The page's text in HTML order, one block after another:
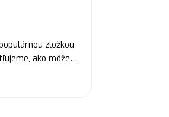
zložkou
ako môže…